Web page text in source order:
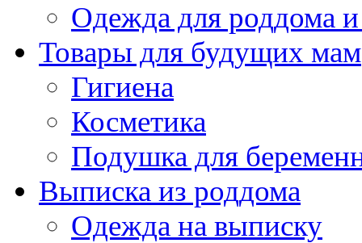
Одежда для роддома
Товары для будущих мам
Гигиена
Косметика
Подушка для
Выписка из роддома
Одежда на выписку